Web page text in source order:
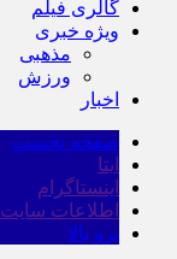
گالری فیلم
ویژه خبری
مذهبی
ورزش
اخبار
صفحه نخست
ایتا
اینستاگرام
اطلاعات سایت
برو بالا